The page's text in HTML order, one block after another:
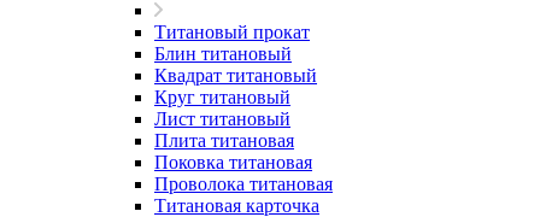
Титановый прокат
Блин титановый
Квадрат титановый
Круг титановый
Лист титановый
Плита титановая
Поковка титановая
Проволока титановая
Титановая карточка